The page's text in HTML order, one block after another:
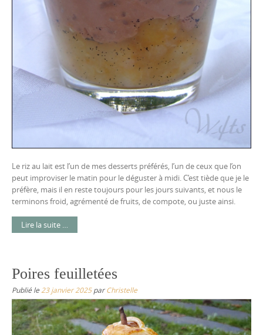
Le riz au lait est l’un de mes desserts préférés, l’un de ceux que l’on
peut improviser le matin pour le déguster à midi. C’est tiède que je le
préfère, mais il en reste toujours pour les jours suivants, et nous le
terminons froid, agrémenté de fruits, de compote, ou juste ainsi.
Lire la suite …
Poires feuilletées
Publié le 23 janvier 2025parChristelle